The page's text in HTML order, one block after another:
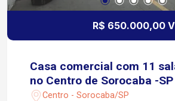
R$ 650.000,00 V
Casa comercial com 11
no Centro de Sorocaba -SP
Centro - Sorocaba/SP